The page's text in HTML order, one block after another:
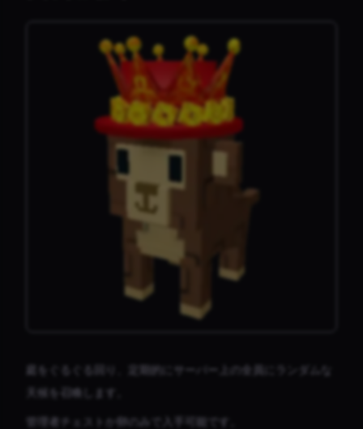
庭をぐるぐる回り、定期的にサーバー上の全員にランダムな
天候を召喚します。
管理者チェストか卵のみで入手可能です。